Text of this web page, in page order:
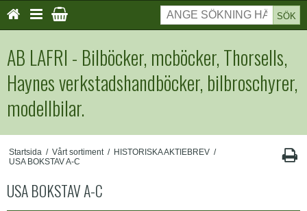
SÖK
AB LAFRI - Bilböcker, mcböcker, Thorsells,
Haynes verkstadshandböcker, bilbroschyrer,
modellbilar.
Startsida / Vårt sortiment / HISTORISKA AKTIEBREV /
USA BOKSTAV A-C
USA BOKSTAV A-C